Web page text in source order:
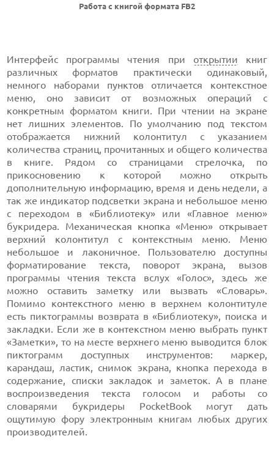
Работа с книгой формата FB2
Интерфейс программы чтения при открытии книг
различных форматов практически одинаковый,
немного наборами пунктов отличается контекстное
меню, оно зависит от возможных операций с
конкретным форматом книги. При чтении на экране
нет лишних элементов. По умолчанию под текстом
отображается нижний колонтитул с указанием
количества страниц, прочитанных и общего количества
в книге. Рядом со страницами стрелочка, по
прикосновению к которой можно открыть
дополнительную информацию, время и день недели, а
так же индикатор подсветки экрана и небольшое меню
с переходом в «Библиотеку» или «Главное меню»
букридера. Механическая кнопка «Меню» открывает
верхний колонтитул с контекстным меню. Меню
небольшое и лаконичное. Пользователю доступны
форматирование текста, поворот экрана, вызов
программы чтения текста вслух «Голос», здесь же
можно оставить заметку или вызвать «Словарь».
Помимо контекстного меню в верхнем колонтитуле
есть пиктограммы возврата в «Библиотеку», поиска и
закладки. Если же в контекстном меню выбрать пункт
«Заметки», то на месте верхнего меню выводится блок
пиктограмм доступных инструментов: маркер,
карандаш, ластик, снимок экрана, кнопка перехода в
содержание, списки закладок и заметок. А в плане
воспроизведения текста голосом и работы со
словарями букридеры PocketBook могут дать
ощутимую фору электронным книгам любых других
производителей.